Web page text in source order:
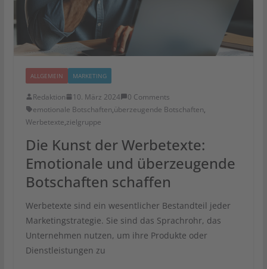
ALLGEMEIN MARKETING
Redaktion 10. März 2024
0 Comments
emotionale Botschaften,überzeugende Botschaften,
Werbetexte,zielgruppe
Die Kunst der Werbetexte:
Emotionale und überzeugende
Botschaften schaffen
Werbetexte sind ein wesentlicher Bestandteil jeder
Marketingstrategie. Sie sind das Sprachrohr, das
Unternehmen nutzen, um ihre Produkte oder
Dienstleistungen zu